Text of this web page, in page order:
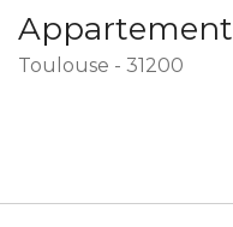
Appartement
Toulouse - 31200